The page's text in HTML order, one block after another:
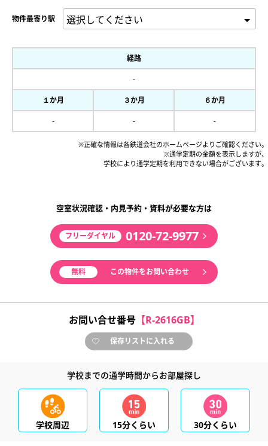
物件最寄り駅
経路
-
１か月 ３か月 ６か月
- - -
※正確な情報は各鉄道会社のホームページよりご確認ください。
※通学定期の金額を表示しますが、
学校により通学定期を利用できない場合がございます。
空室状況確認・内見予約・資料が必要な方は
フリーダイヤル 0120-72-9977
無料 この物件をお問い合わせ
お問い合せ番号【R-2616GB】
保存リストに入れる
学校までの通学時間からお部屋探し
学校周辺 15分くらい 30分くらい